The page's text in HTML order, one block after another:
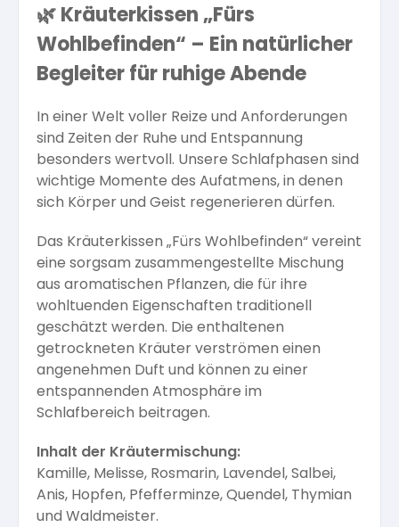
🌿 Kräuterkissen „Fürs
Wohlbefinden“ – Ein natürlicher
Begleiter für ruhige Abende
In einer Welt voller Reize und Anforderungen
sind Zeiten der Ruhe und Entspannung
besonders wertvoll. Unsere Schlafphasen sind
wichtige Momente des Aufatmens, in denen
sich Körper und Geist regenerieren dürfen.
Das Kräuterkissen „Fürs Wohlbefinden“ vereint
eine sorgsam zusammengestellte Mischung
aus aromatischen Pflanzen, die für ihre
wohltuenden Eigenschaften traditionell
geschätzt werden. Die enthaltenen
getrockneten Kräuter verströmen einen
angenehmen Duft und können zu einer
entspannenden Atmosphäre im
Schlafbereich beitragen.
Inhalt der Kräutermischung:
Kamille, Melisse, Rosmarin, Lavendel, Salbei,
Anis, Hopfen, Pfefferminze, Quendel, Thymian
und Waldmeister.